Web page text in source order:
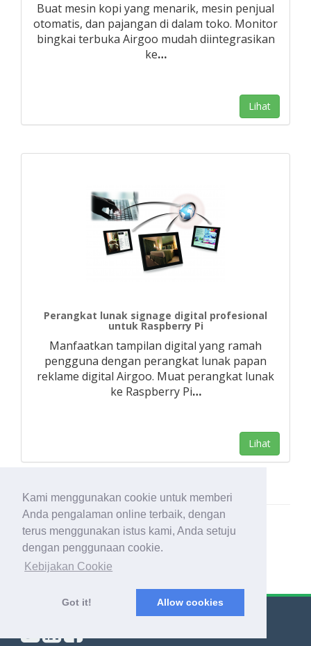
Kami menggunakan cookie untuk memberi
Anda pengalaman online terbaik, dengan
terus menggunakan istus kami, Anda setuju
dengan penggunaan cookie.
Kebijakan Cookie
Got it! Allow cookies
Buat mesin kopi yang menarik, mesin penjual
otomatis, dan pajangan di dalam toko. Monitor
bingkai terbuka Airgoo mudah diintegrasikan
ke…
Lihat
Perangkat lunak signage digital profesional
untuk Raspberry Pi
Manfaatkan tampilan digital yang ramah
pengguna dengan perangkat lunak papan
reklame digital Airgoo. Muat perangkat lunak
ke Raspberry Pi…
Lihat
© Export Worldwide 2026